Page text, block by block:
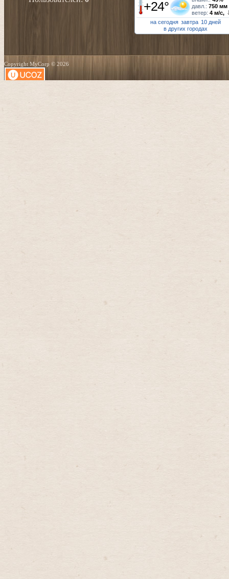
+24°
давл.:750 мм
ветер:4 м/с,
на сегодня завтра 10 дней
в других городах
Copyright MyCorp © 2026